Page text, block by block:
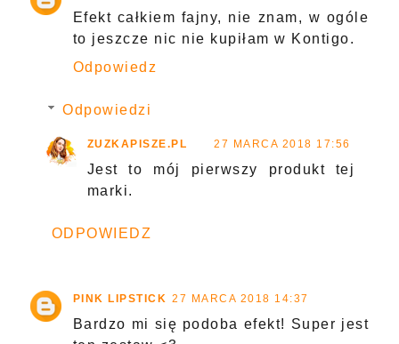
Efekt całkiem fajny, nie znam, w ogóle
to jeszcze nic nie kupiłam w Kontigo.
Odpowiedz
Odpowiedzi
ZUZKAPISZE.PL 27 MARCA 2018 17:56
Jest to mój pierwszy produkt tej
marki.
ODPOWIEDZ
PINK LIPSTICK 27 MARCA 2018 14:37
Bardzo mi się podoba efekt! Super jest